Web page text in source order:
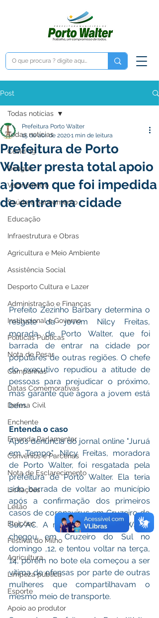
Post
Todas notícias
Covid-19
Dengue
Vacinômetro
Saúde e Saneamento
Educação
Infraestrutura e Obras
Agricultura e Meio Ambiente
Assistência Social
Desporto Cultura e Lazer
Administração e Finanças
Institucional e Governo
Políticas Públicas
Nota de Pesar
Campanhas
Datas Comemorativas
Defesa Civil
Enchente
Emenda Parlamentar
Convênios e Parcerias
Nota de Esclarecimento
Licitações
Leilão
Eleições
Festival do Milho
Agricultura
Limpeza pública
Esporte
Apoio ao produtor
Todas notícias
Prefeitura de Porto
Walter presta total apoio
a jovem que foi impedida
de entrar na cidade
Prefeitura Porto Walter
15 de abr. de 20201 min de leitura
Prefeito Zezinho Barbary determina o
resgate da jovem Nilcy Freitas,
morada de Porto Walter, que foi
barrada de entrar na cidade por
populares de outras regiões. O chefe
do executivo repudiou a atitude de
pessoas para prejudicar o próximo,
mas garante que agora a jovem está
bem.
Entenda o caso
Após denúncia do jornal online "Juruá
em Tempo", Nilcy Freitas, moradora
de Porto Walter, foi resgatada pela
prefeitura de Porto Walter. Ela teria
sido barrada de voltar ao município
após a confirmação dos primeiros
casos de coronavírus em Cruzeiro do
chegou em Cruzeiro do Sul no
domingo ,12, e tentou voltar na terça,
14, porém no bote ela começou a ser
vítima de ofensas por parte de outras
mulheres que compartilhavam o
mesmo meio de transporte.